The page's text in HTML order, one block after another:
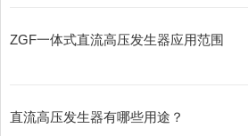
ZGF一体式直流高压发生器应用范围
直流高压发生器有哪些用途？